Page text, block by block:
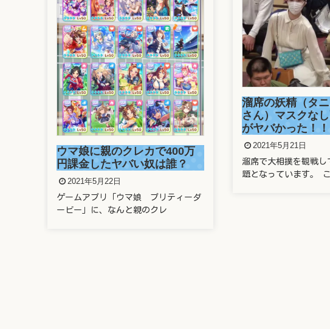
ウマ娘に親のクレカで400万
円課金したヤバい奴は誰？
2021年5月22日
ゲームアプリ「ウマ娘 プリティーダ
ービー」に、なんと親のクレ
溜席の妖精（タ
さん）マスクな
がヤバかった！！
2021年5月21日
溜席で大相撲を観戦し
題となっています。